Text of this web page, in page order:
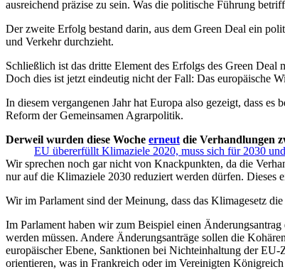
ausreichend präzise zu sein. Was die politische Führung
Der zweite Erfolg bestand darin, aus dem Green Deal ein
und Verkehr durchzieht.
Schließlich ist das dritte Element des Erfolgs des Green
Doch dies ist jetzt eindeutig nicht der Fall: Das europäische
In diesem vergangenen Jahr hat Europa also gezeigt, dass
Reform der Gemeinsamen Agrarpolitik.
EU übererfüllt Klimaziele 2020, muss sich für 2030
Derweil wurden diese Woche erneut die Verhandlungen
Wir sprechen noch gar nicht von Knackpunkten, da die
nur auf die Klimaziele 2030 reduziert werden dürfen. Dieses
Wir im Parlament sind der Meinung, dass das Klimagesetz
Im Parlament haben wir zum Beispiel einen
werden müssen. Andere Änderungsanträge sollen die
europäischer Ebene, Sanktionen bei Nichteinhaltung der
orientieren, was in Frankreich oder im Vereinigten